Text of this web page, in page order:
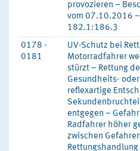
provozieren –
vom 07.10.2016
182.1:186.3
0178 -
0181
UV-Schutz bei
Motorradfahrer
stürzt – Rettung
Gesundheits-
reflexartige
entgegen –
Radfahrer höher
zwischen